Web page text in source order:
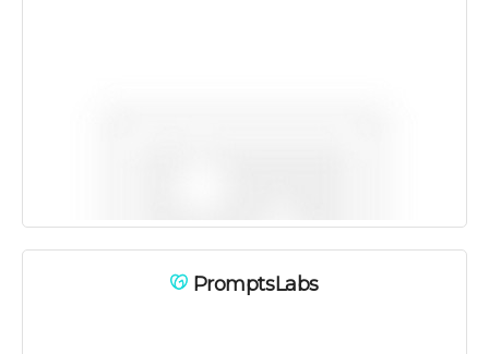
PromptsLabs